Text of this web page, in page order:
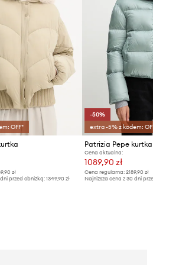
OFF*
zł
przed obniżką:1349,90 zł
-50%
extra -5% z kodem: OFF*
Patrizia Pepe kurtka
Cena aktualna:
1089,90 zł
Cena regularna: 2189,90 zł
Najniższa cena z 30 dni przed obniżką: